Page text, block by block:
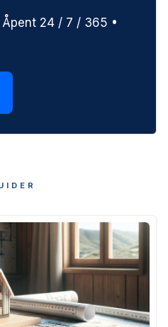
24 / 7 / 365 •